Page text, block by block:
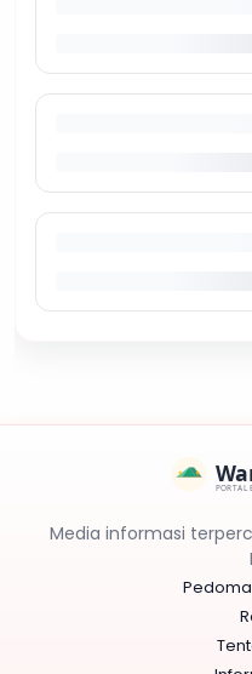
PORTAL
Media informasi